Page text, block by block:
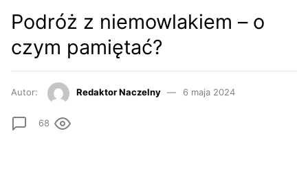
Podróż z niemowlakiem – o
czym pamiętać?
Autor: Redaktor Naczelny 6 maja 2024
68